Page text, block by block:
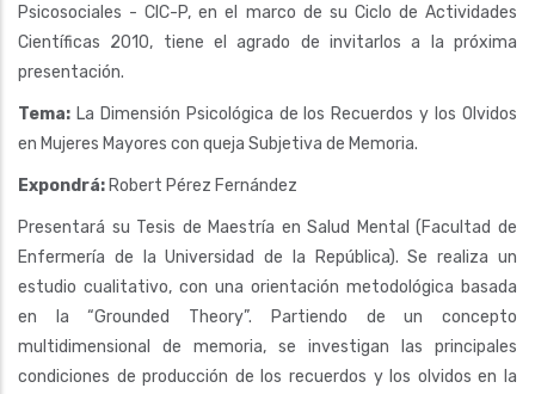
Psicosociales - CIC-P, en el marco de su Ciclo de Actividades
Científicas 2010, tiene el agrado de invitarlos a la próxima
presentación.
Tema: La Dimensión Psicológica de los Recuerdos y los Olvidos
en Mujeres Mayores con queja Subjetiva de Memoria.
Expondrá: Robert Pérez Fernández
Presentará su Tesis de Maestría en Salud Mental (Facultad de
Enfermería de la Universidad de la República). Se realiza un
estudio cualitativo, con una orientación metodológica basada
en la “Grounded Theory”. Partiendo de un concepto
multidimensional de memoria, se investigan las principales
condiciones de producción de los recuerdos y los olvidos en la